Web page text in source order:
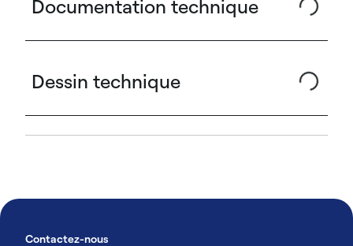
Documentation technique
Dessin technique
Contactez-nous